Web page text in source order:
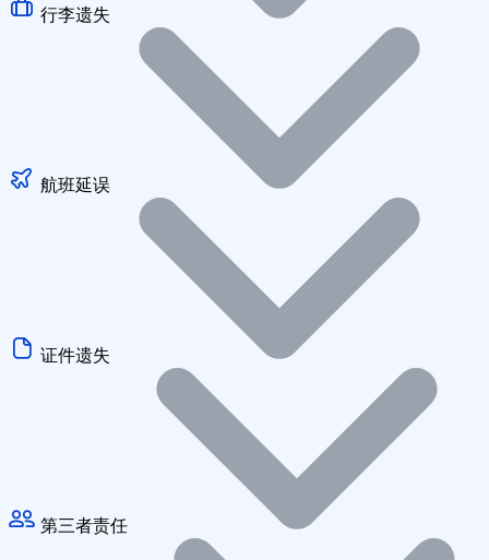
行李遗失
航班延误
证件遗失
第三者责任